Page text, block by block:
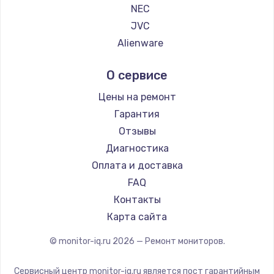
990 руб.
Заказать
1500 руб.
Заказать
Замена экрана
Заказать
Замена шлейфа матрицы
1130 руб.
NEC
JVC
Alienware
Thunderobot
Hisense
АОС
Ardor
Machenike
iru
Titan Army
iFFALCON
Dahua
О сервисе
Цены на ремонт
Гарантия
Отзывы
Диагностика
Оплата и доставка
FAQ
Контакты
Карта сайта
© monitor-iq.ru 2026 — Ремонт мониторов.
Сервисный центр monitor-iq.ru является пост гарантийным